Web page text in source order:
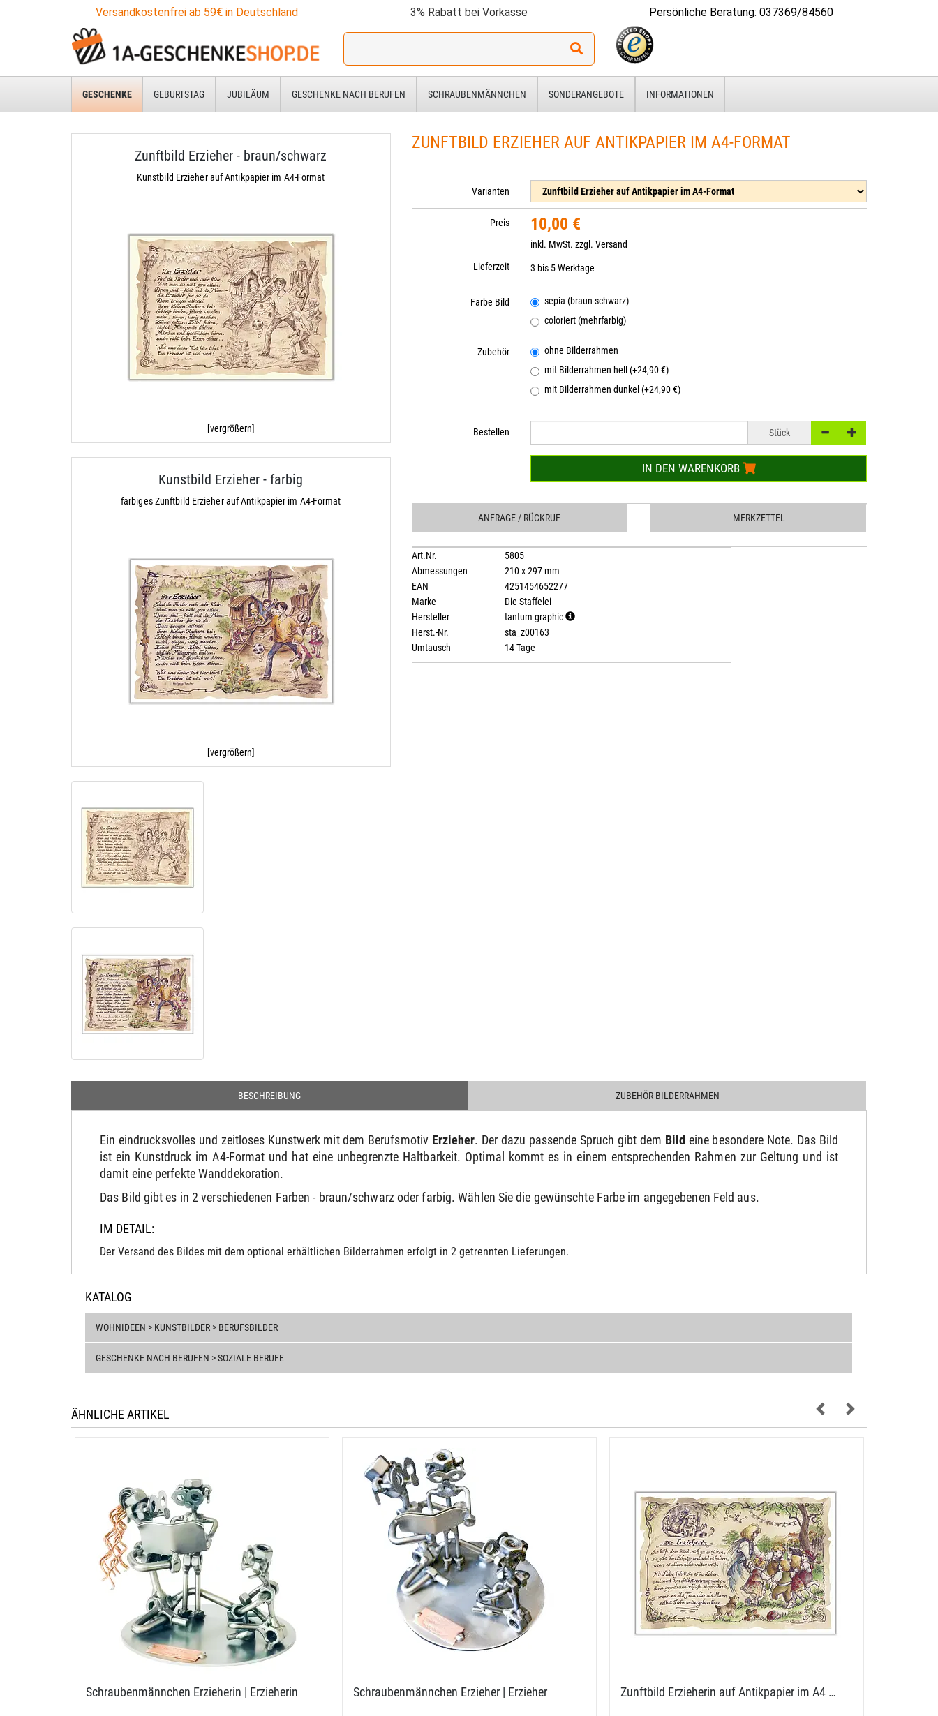
Versandkostenfrei ab 59€ in Deutschland 3% Rabatt bei Vorkasse Persönliche Beratung: 037369/84560
Ich
für:
GESCHENKE GEBURTSTAG JUBILÄUM GESCHENKE NACH BERUFEN SCHRAUBENMÄNNCHEN SONDERANGEBOTE INFORMATIONEN
Zunftbild Erzieher - braun/schwarz
Kunstbild Erzieher auf Antikpapier im A4-Format
[vergrößern]
Kunstbild Erzieher - farbig
farbiges Zunftbild Erzieher auf Antikpapier im A4-Format
[vergrößern]
ZUNFTBILD ERZIEHER AUF ANTIKPAPIER IM A4-FORMAT
Varianten
Preis 10,00 €
inkl. MwSt. zzgl.Versand
Lieferzeit
3 bis 5 Werktage
Farbe Bild
sepia (braun-schwarz)
coloriert (mehrfarbig)
Zubehör
ohne Bilderrahmen
mit Bilderrahmen hell (+24,90 €)
mit Bilderrahmen dunkel (+24,90 €)
Bestellen Stück
IN DEN WARENKORB
ANFRAGE / RÜCKRUF MERKZETTEL
Art.Nr.
5805
Abmessungen
210 x 297 mm
EAN
4251454652277
Marke
Die Staffelei
Hersteller
tantum graphic
Herst.-Nr.
sta_z00163
Umtausch
14 Tage
BESCHREIBUNG ZUBEHÖR BILDERRAHMEN
Ein eindrucksvolles und zeitloses Kunstwerk mit dem Berufsmotiv Erzieher. Der dazu passende Spruch gibt dem Bild eine besondere Note. Das Bild
ist ein Kunstdruck im A4-Format und hat eine unbegrenzte Haltbarkeit. Optimal kommt es in einem entsprechenden Rahmen zur Geltung und ist
damit eine perfekte Wanddekoration.
Das Bild gibt es in 2 verschiedenen Farben - braun/schwarz oder farbig. Wählen Sie die gewünschte Farbe im angegebenen Feld aus.
IM DETAIL:
Der Versand des Bildes mit dem optional erhältlichen Bilderrahmen erfolgt in 2 getrennten Lieferungen.
KATALOG
WOHNIDEEN > KUNSTBILDER > BERUFSBILDER
GESCHENKE NACH BERUFEN > SOZIALE BERUFE
ÄHNLICHE ARTIKEL
Schraubenmännchen Erzieherin | Erzieherin Schraubenmännchen Erzieher | Erzieher Zunftbild Erzieherin auf Antikpapier im A4 …